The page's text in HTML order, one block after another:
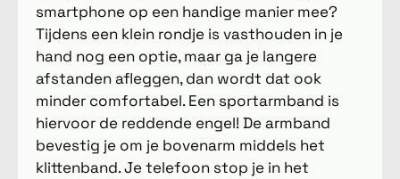
smartphone op een handige manier mee?
Tijdens een klein rondje is vasthouden in je
hand nog een optie, maar ga je langere
afstanden afleggen, dan wordt dat ook
minder comfortabel. Een sportarmband is
hiervoor de reddende engel! De armband
bevestig je om je bovenarm middels het
klittenband. Je telefoon stop je in het